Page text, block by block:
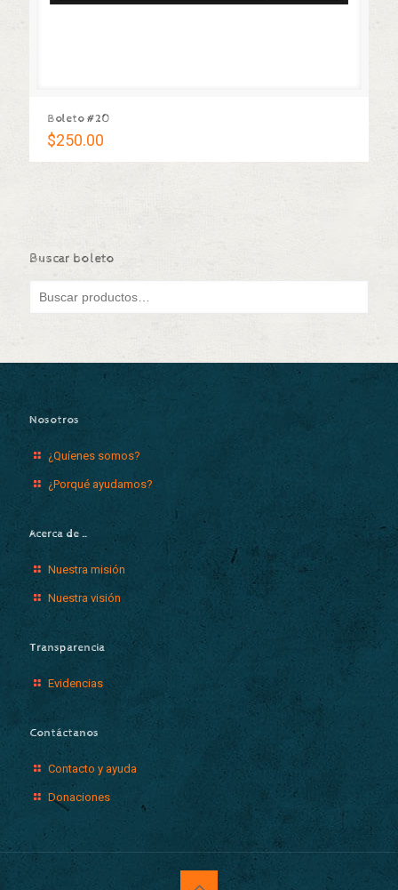
Boleto #20
$250.00
Buscar boleto
Nosotros
¿Quíenes somos?
¿Porqué ayudamos?
Acerca de …
Nuestra misión
Nuestra visión
Transparencia
Evidencias
Contáctanos
Contacto y ayuda
Donaciones